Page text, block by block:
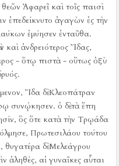
Ἀφαρεῖ καὶ τοῖς παισὶ
ἐπεδείκνυτο ἀγαγὼν ἐς τὴν
ἐμύησεν ἐνταῦθα.
καὶ ἀνδρειότερος Ἴδας,
- ὅτῳ πιστὰ - οὕτως ὀξὺ
Ἴδα δὲ Κλεοπάτραν
συνῴκησεν. ὁ δὲ τὰ ἔπη
ὃς ὅτε κατὰ τὴν Τρῳάδα
Πρωτεσιλάου τούτου
θυγατέρα δὲ Μελεάγρου
ἀληθές, αἱ γυναῖκες αὗται